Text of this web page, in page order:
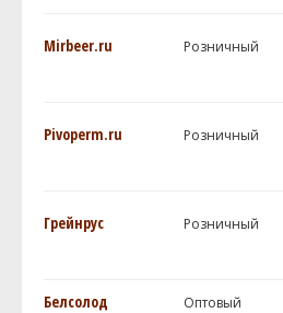
Mirbeer.ru Розничный
Pivoperm.ru Розничный
Грейнрус Розничный
Белсолод Оптовый